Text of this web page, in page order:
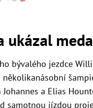
ukázal
bývalého jezdce
a Elias
samotnou jízdou